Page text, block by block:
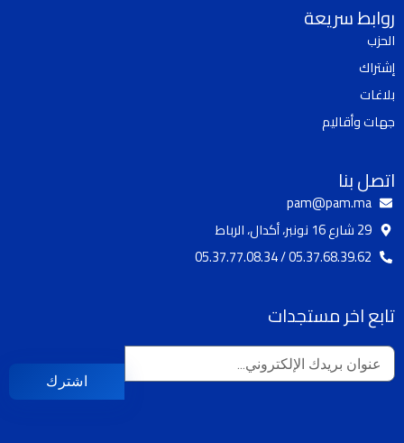
b
o
o
k
a
روابط سريعة
الحزب
إشتراك
بلاغات
جهات وأقاليم
اتصل بنا
pam@pam.ma
29 شارع 16 نونبر، أكدال، الرباط
05.37.68.39.62 / 05.37.77.08.34
تابع اخر مستجدات
اشترك